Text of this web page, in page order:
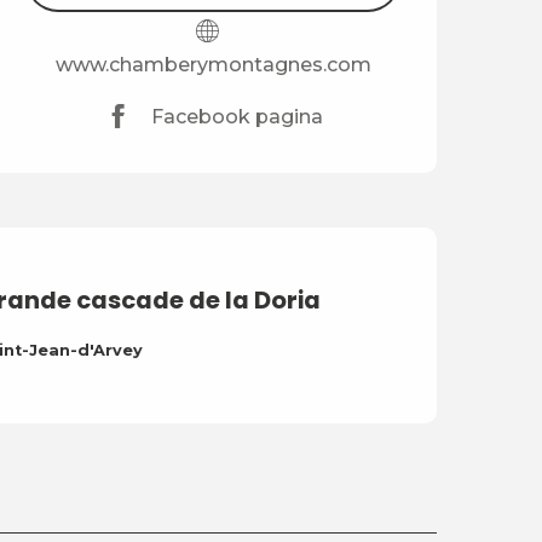
www.chamberymontagnes.com
Facebook pagina
cascade de la Doria
Jean-d'Arvey